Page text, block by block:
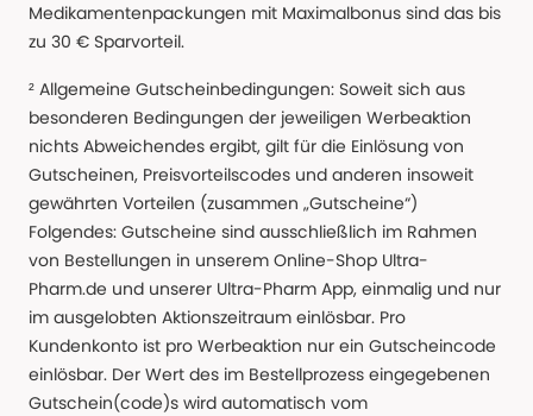
Medikamentenpackungen mit Maximalbonus sind das bis
zu 30 € Sparvorteil.
² Allgemeine Gutscheinbedingungen: Soweit sich aus
besonderen Bedingungen der jeweiligen Werbeaktion
nichts Abweichendes ergibt, gilt für die Einlösung von
Gutscheinen, Preisvorteilscodes und anderen insoweit
gewährten Vorteilen (zusammen „Gutscheine“)
Folgendes: Gutscheine sind ausschließlich im Rahmen
von Bestellungen in unserem Online-Shop Ultra-
Pharm.de und unserer Ultra-Pharm App, einmalig und nur
im ausgelobten Aktionszeitraum einlösbar. Pro
Kundenkonto ist pro Werbeaktion nur ein Gutscheincode
einlösbar. Der Wert des im Bestellprozess eingegebenen
Gutschein(code)s wird automatisch vom